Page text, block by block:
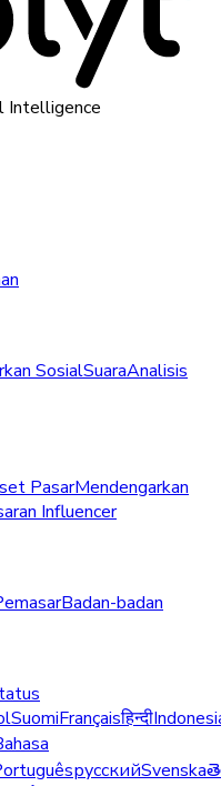
Intelligence
SosialSuaraAnalisis
PasarMendengarkan
Influencer
Badan-badan
SuomiFrançaisहिन्दी
русскийSvenska